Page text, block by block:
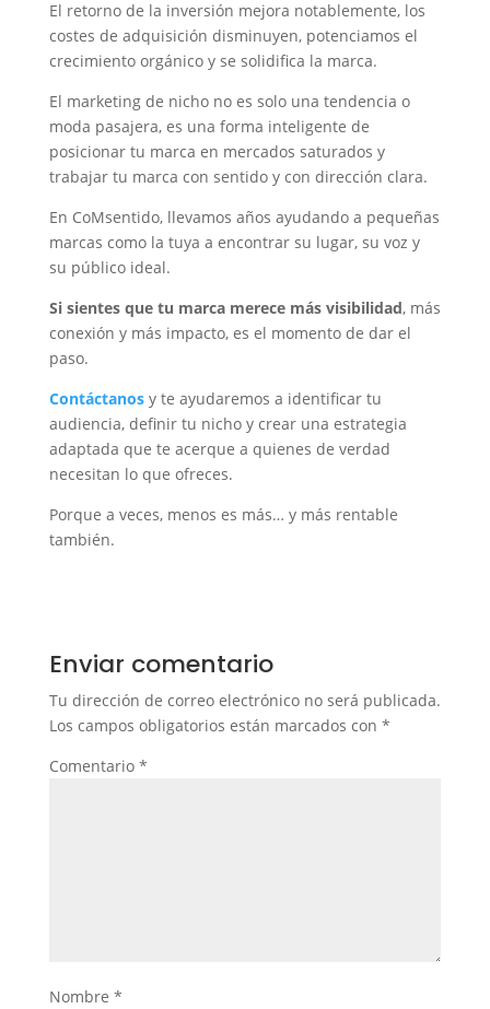
El retorno de la inversión mejora notablemente, los
costes de adquisición disminuyen, potenciamos el
crecimiento orgánico y se solidifica la marca.
El marketing de nicho no es solo una tendencia o
moda pasajera, es una forma inteligente de
posicionar tu marca en mercados saturados y
trabajar tu marca con sentido y con dirección clara.
En CoMsentido, llevamos años ayudando a pequeñas
marcas como la tuya a encontrar su lugar, su voz y
su público ideal.
Si sientes que tu marca merece más visibilidad, más
conexión y más impacto, es el momento de dar el
paso.
Contáctanosy te ayudaremos a identificar tu
audiencia, definir tu nicho y crear una estrategia
adaptada que te acerque a quienes de verdad
necesitan lo que ofreces.
Porque a veces, menos es más… y más rentable
también.
Enviar comentario
Tu dirección de correo electrónico no será publicada.
Los campos obligatorios están marcados con *
Comentario *
Nombre *